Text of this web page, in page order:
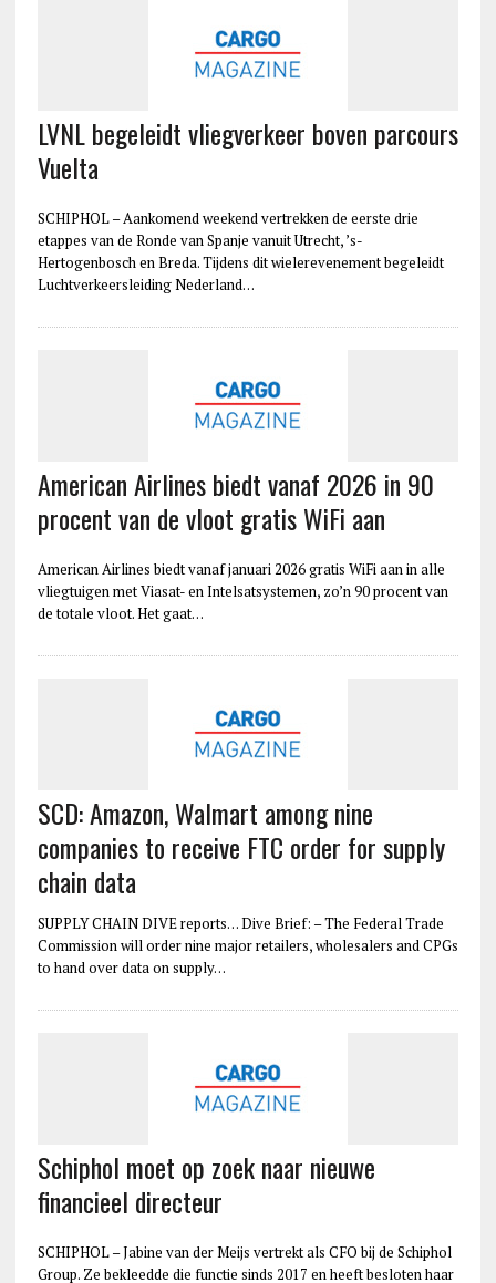
LVNL begeleidt vliegverkeer boven parcours
Vuelta
SCHIPHOL – Aankomend weekend vertrekken de eerste drie
etappes van de Ronde van Spanje vanuit Utrecht, ’s-
Hertogenbosch en Breda. Tijdens dit wielerevenement begeleidt
Luchtverkeersleiding Nederland…
American Airlines biedt vanaf 2026 in 90
procent van de vloot gratis WiFi aan
American Airlines biedt vanaf januari 2026 gratis WiFi aan in alle
vliegtuigen met Viasat- en Intelsatsystemen, zo’n 90 procent van
de totale vloot. Het gaat…
SCD: Amazon, Walmart among nine
companies to receive FTC order for supply
chain data
SUPPLY CHAIN DIVE reports… Dive Brief: – The Federal Trade
Commission will order nine major retailers, wholesalers and CPGs
to hand over data on supply…
Schiphol moet op zoek naar nieuwe
financieel directeur
SCHIPHOL – Jabine van der Meijs vertrekt als CFO bij de Schiphol
Group. Ze bekleedde die functie sinds 2017 en heeft besloten haar